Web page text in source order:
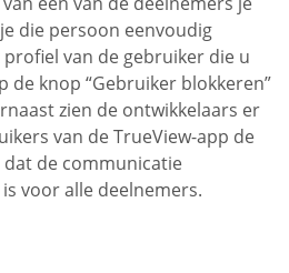
die persoon eenvoudig
van de gebruiker die u
de knop “Gebruiker blokkeren”
zien de ontwikkelaars er
van de TrueView-app de
de communicatie
voor alle deelnemers.